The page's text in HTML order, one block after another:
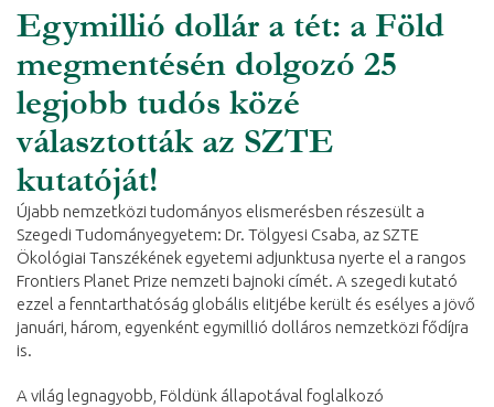
Egymillió dollár a tét: a Föld
megmentésén dolgozó 25
legjobb tudós közé
választották az SZTE
kutatóját!
Újabb nemzetközi tudományos elismerésben részesült a
Szegedi Tudományegyetem: Dr. Tölgyesi Csaba, az SZTE
Ökológiai Tanszékének egyetemi adjunktusa nyerte el a rangos
Frontiers Planet Prize nemzeti bajnoki címét. A szegedi kutató
ezzel a fenntarthatóság globális elitjébe került és esélyes a jövő
januári, három, egyenként egymillió dolláros nemzetközi fődíjra
is.
A világ legnagyobb, Földünk állapotával foglalkozó